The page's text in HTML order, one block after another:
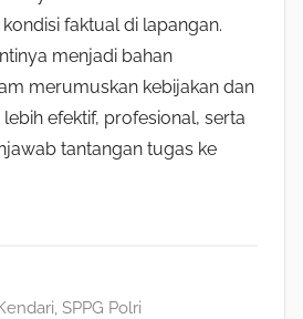
faktual di lapangan.
menjadi bahan
merumuskan kebijakan dan
efektif, profesional, serta
tantangan tugas ke
, SPPG Polri